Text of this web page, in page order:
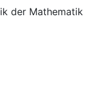
der Mathematik